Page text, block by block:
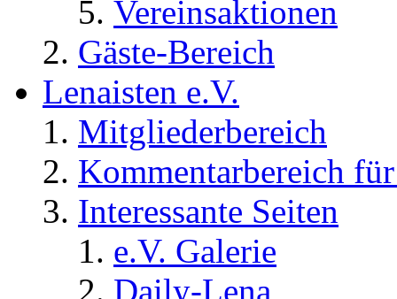
Vereinsaktionen
Gäste-Bereich
Lenaisten e.V.
Mitgliederbereich
Kommentarbereich
Interessante Seiten
e.V. Galerie
Daily-Lena